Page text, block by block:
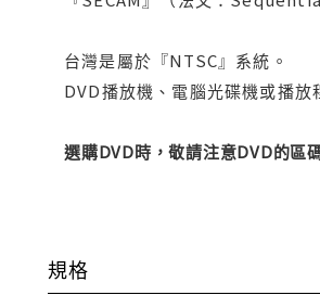
台灣是屬於『NTSC』系統。
DVD播放機、電腦光碟機或播放
選購DVD時，敬請注意DVD的區
規格